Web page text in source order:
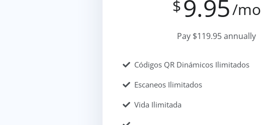
$9.95/mo
Pay $119.95 annually
Códigos QR Dinámicos Ilimitados
Escaneos Ilimitados
Vida Ilimitada